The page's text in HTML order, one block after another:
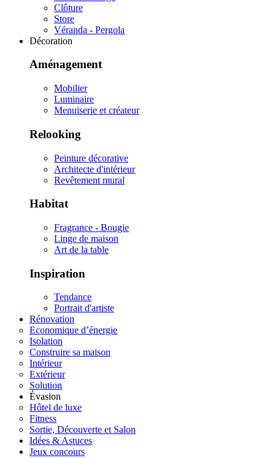
Clôture
Store
Véranda - Pergola
Décoration
Aménagement
Mobilier
Luminaire
Menuiserie et créateur
Relooking
Peinture décorative
Architecte d'intérieur
Revêtement mural
Habitat
Fragrance - Bougie
Linge de maison
Art de la table
Inspiration
Tendance
Portrait d'artiste
Rénovation
Economique d’énergie
Isolation
Construire sa maison
Intérieur
Extérieur
Solution
Évasion
Hôtel de luxe
Fitness
Sortie, Découverte et Salon
Idées & Astuces
Jeux concours